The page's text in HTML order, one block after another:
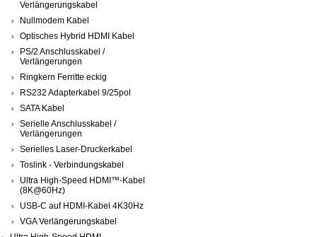
Verlängerungskabel
Nullmodem Kabel
Optisches Hybrid HDMI Kabel
PS/2 Anschlusskabel /
Verlängerungen
Ringkern Ferritte eckig
RS232 Adapterkabel 9/25pol
SATA Kabel
Serielle Anschlusskabel /
Verlängerungen
Serielles Laser-Druckerkabel
Toslink - Verbindungskabel
Ultra High-Speed HDMI™-Kabel
(8K@60Hz)
USB-C auf HDMI-Kabel 4K30Hz
VGA Verlängerungskabel